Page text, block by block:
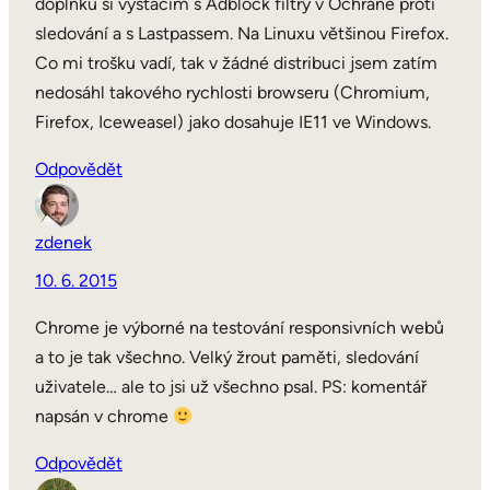
sledování a s Lastpassem. Na Linuxu většinou Firefox.
Co mi trošku vadí, tak v žádné distribuci jsem zatím
nedosáhl takového rychlosti browseru (Chromium,
Firefox, Iceweasel) jako dosahuje IE11 ve Windows.
Odpovědět
zdenek
10. 6. 2015
Chrome je výborné na testování responsivních webů
a to je tak všechno. Velký žrout paměti, sledování
uživatele… ale to jsi už všechno psal. PS: komentář
napsán v chrome
Odpovědět